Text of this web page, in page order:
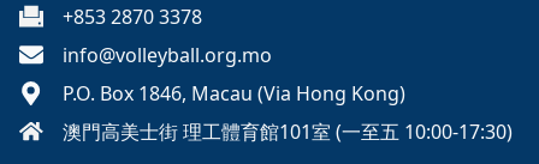
+853 2870 3378
info@volleyball.org.mo
P.O. Box 1846, Macau (Via Hong Kong)
澳門高美士街 理工體育館101室 (一至五 10:00-17:30)